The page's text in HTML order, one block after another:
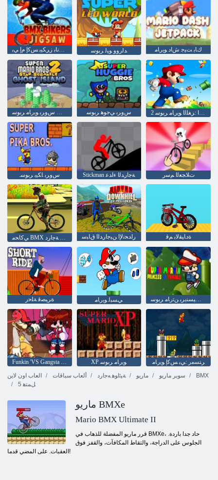
ﺎﻣﺍﺭﻮﻧﺎﺑ ﺯﺮﻜﻴﺑ ﺲﻛﺇ ﻡﺇ ﻲﺑ ﺪﻟﺭﻭﻭ ﻮﻴﻟ ﺮﺑﻮﺳ ﻙﺎﺑ ﺖﻴﺟ ﺵﺍﺩ ﻮﻳﺭﺎﻣ
ﺡﺎﺒﺷﻷ ﺍ ﺓﺮﻳﺰﺟ 2 ﻊﻓﺍﺪﺘﻟﺍ ﺭﺎﺘﺳ ﺱﻭﺮﺑ ﻮﻳﺭﺎﻣ ﺮﺑﻮﺳ ﺱﻭﺮﺑ ﻲﺟﻮﻫ ﺮﺑﻮﺳ 2 ﻢﺳﻮﻤﻟﺍ :ﺰﻐﻠﻟﺍ ﻮﻳﺭﺎﻣ ﺮﺑﻮﺳ
.ﺱﻭﺮﺑ ﺎﻜﻴﺑ ﺮﺑﻮﺳ Stickman ﺔﺟﺍﺭﺪﻟﺍ ءﺍﺪﻋ ﺕﻼ ﺠﻌﻟﺍ ﻢﺳﺭ
ﺭﺍﺪﺤﻧﻹ ﺍ ﻦﻴﺟﺍﺭﺪﻟﺍ ﻕﺎﺒﺳ ﺓﺩﺎﻴﻘﻟﺎﺑ ﻢﻗ
ﺓﺮﻴﺼﻗ ﺔﻠﺣﺭ ﻲﺴﺒﻟ ﻮﻳﺭﺎﻣ ﺔﻃﺭﻭ ﻲﻓ ﺲﻴﺴﻨﻳﺮﺑ ﻦﺗﺭﺎﻣ ﺮﺑﻮﺳ
Funkin 'VS Gangsta Mario ﺔﻌﻤﺠﻟﺍ ﺔﻠﻴﻟ XP ﻮﻳﺭﺎﻣ ﺮﺑﻮﺳ
ﺮﺘﺴﻣﺭ :ﻲﺑ ﺲﻛﺇ ﻮﻳﺭﺎﻣ
العاب اون لاين
ألعاب سباقات ﺔﻴﺋﺍﻮﻫ ﻪﺟﺍﺭﺩ ماريو سوبر ماريو
BMX
5 ﻞﻤﺘﻫ
ماريو BMXe
Mario BMX Ultimate II
قرر ماريو المفضلة للذهاب في BMXe، حاد جدا باردة.
الجلوس على الدراجة، والتقاط المكافآت، والقفز فوق
العقبات. على المضي قدما!